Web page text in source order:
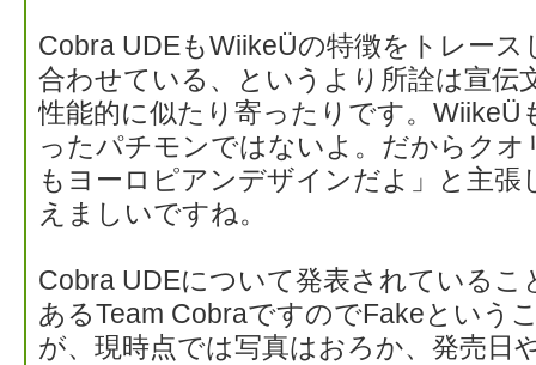
Cobra UDEもWiikeÜの特徴をトレー
合わせている、というより所詮は宣伝
性能的に似たり寄ったりです。WiikeÜ
ったパチモンではないよ。だからク
もヨーロピアンデザインだよ」と主
えましいですね。
Cobra UDEについて発表されているこ
あるTeam CobraですのでFakeという
が、現時点では写真はおろか、発売日